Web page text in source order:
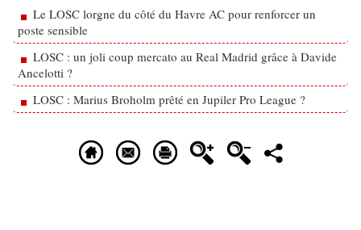
Le LOSC lorgne du côté du Havre AC pour renforcer un
poste sensible
LOSC : un joli coup mercato au Real Madrid grâce à Davide
Ancelotti ?
LOSC : Marius Broholm prêté en Jupiler Pro League ?